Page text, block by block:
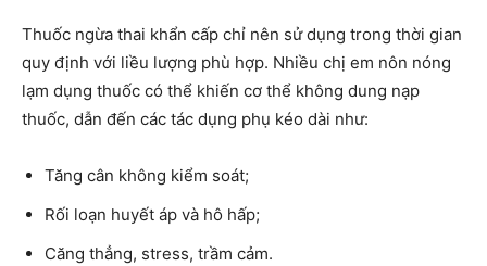
Thuốc ngừa thai khẩn cấp chỉ nên sử dụng trong thời gian
quy định với liều lượng phù hợp. Nhiều chị em nôn nóng
lạm dụng thuốc có thể khiến cơ thể không dung nạp
thuốc, dẫn đến các tác dụng phụ kéo dài như:
Tăng cân không kiểm soát;
Rối loạn huyết áp và hô hấp;
Căng thẳng, stress, trầm cảm.